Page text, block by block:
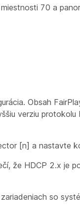
70 a
Obsah
verziu
[n] a nastavte
že HDCP 2.x je
so